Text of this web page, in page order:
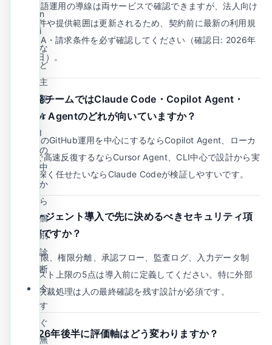
日本語運用の導線は両サービスで確認できますが、法人向け
契約条件や提供範囲は更新されるため、契約前に最新の利用規
約・SLA・請求条件を必ず確認してください（確認日: 2026年
2月20日）。
開発チームではClaude Code・Copilot Agent・
Cursor Agentのどれが向いていますか？
既存のGitHub運用を中心にするならCopilot Agent、ローカ
ルIDEで高速反復するならCursor Agent、CLI中心で設計から実
装まで深く任せたいならClaude Codeが検証しやすいです。
エージェント導入で先に決めるべきセキュリティ項
目は何ですか？
最低限、権限分離、承認フロー、監査ログ、入力データ制
限、コスト上限の5点は導入前に定義してください。特に外部
送信や決裁処理は人の最終確認を残す設計が必須です。
2026年後半に評価軸はどう変わりますか？
n
i
な
ど
主
要
A
I
の
中
か
ら
個
別
診
断
今
す
ぐ
無